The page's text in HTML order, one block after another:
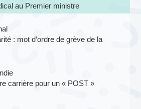
au Premier ministre
: mot d’ordre de grève de la
carrière pour un « POST »